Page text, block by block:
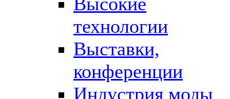
технологии
Выставки,
конференции
Индустрия моды